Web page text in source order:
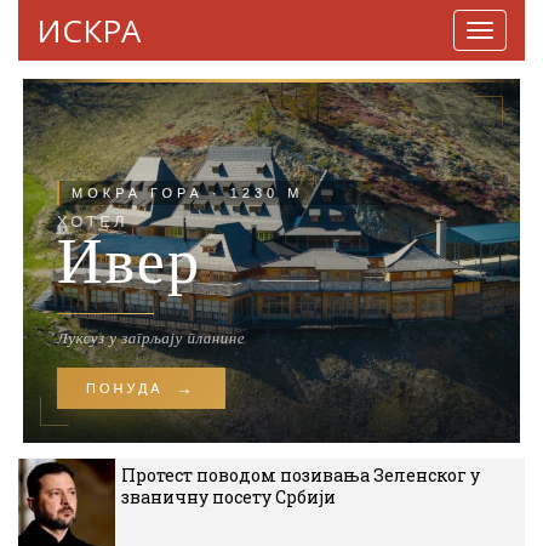
ИСКРА
Протест поводом позивања Зеленског у
званичну посету Србији